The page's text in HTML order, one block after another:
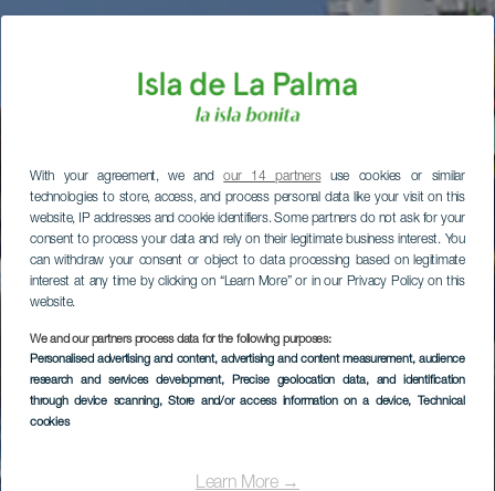
With your agreement, we andour 14 partnersuse cookies or similar
technologies to store, access, and process personal data like your visit on this
website, IP addresses and cookie identifiers. Some partners do not ask for your
consent to process your data and rely on their legitimate business interest. You
can withdraw your consent or object to data processing based on legitimate
interest at any time by clicking on “Learn More” or in our Privacy Policy on this
website.
We and our partners process data for the following purposes:
Personalised advertising and content, advertising and content measurement, audience
research and services development, Precise geolocation data, and identification
through device scanning, Store and/or access information on a device, Technical
cookies
Learn More →